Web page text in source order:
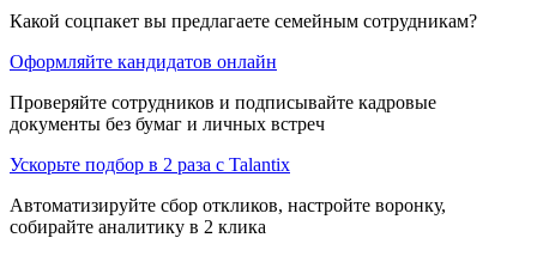
Какой соцпакет вы предлагаете семейным сотрудникам?
Оформляйте кандидатов онлайн
Проверяйте сотрудников и подписывайте кадровые
документы без бумаг и личных встреч
Ускорьте подбор в 2 раза с Talantix
Автоматизируйте сбор откликов, настройте воронку,
собирайте аналитику в 2 клика